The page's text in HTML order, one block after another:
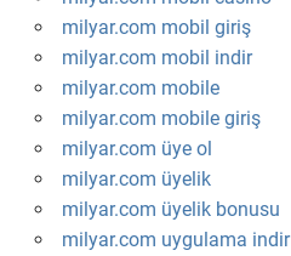
milyar.com mobil giriş
milyar.com mobil indir
milyar.com mobile
milyar.com mobile giriş
milyar.com üye ol
milyar.com üyelik
milyar.com üyelik bonusu
milyar.com uygulama indir